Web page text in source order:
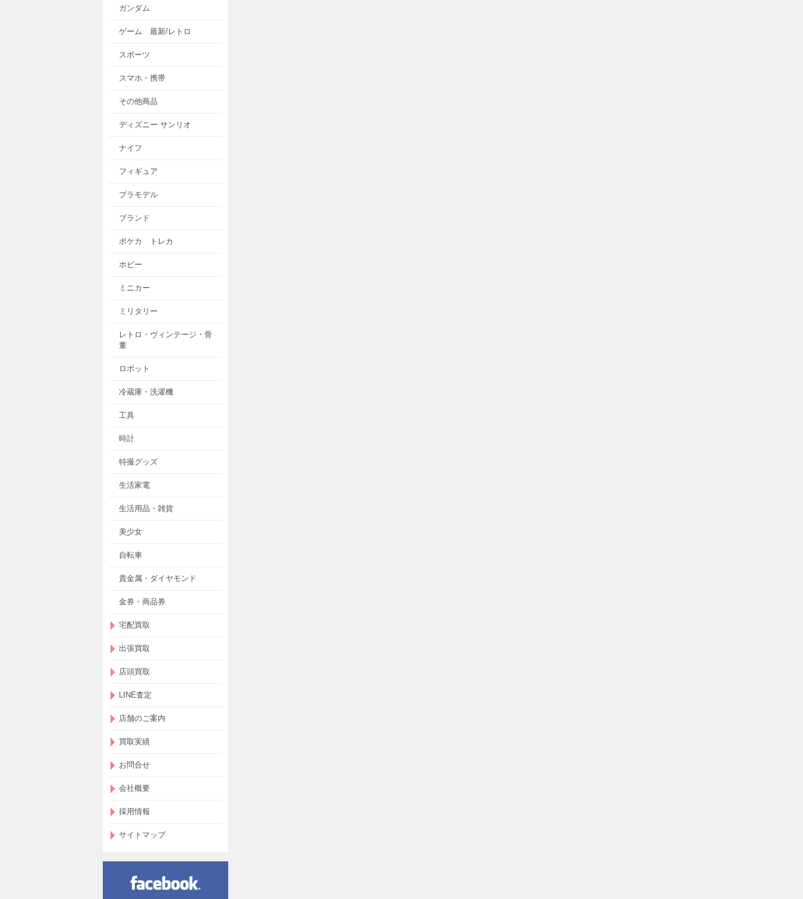
ガンダム
ゲーム 最新/レトロ
スポーツ
スマホ・携帯
その他商品
ディズニー サンリオ
ナイフ
フィギュア
プラモデル
ブランド
ポケカ トレカ
ホビー
ミニカー
ミリタリー
レトロ・ヴィンテージ・骨
董
ロボット
冷蔵庫・洗濯機
工具
時計
特撮グッズ
生活家電
生活用品・雑貨
美少女
自転車
貴金属・ダイヤモンド
金券・商品券
宅配買取
出張買取
店頭買取
LINE査定
店舗のご案内
買取実績
お問合せ
会社概要
採用情報
サイトマップ